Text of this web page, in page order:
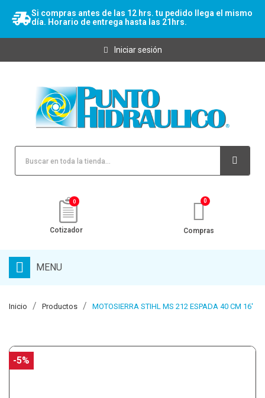
Si compras antes de las 12 hrs. tu pedido llega el mismo
día. Horario de entrega hasta las 21hrs.
Iniciar sesión
0
Cotizador Compras
MENU
Inicio Productos MOTOSIERRA STIHL MS 212 ESPADA 40 CM 16'
-5%